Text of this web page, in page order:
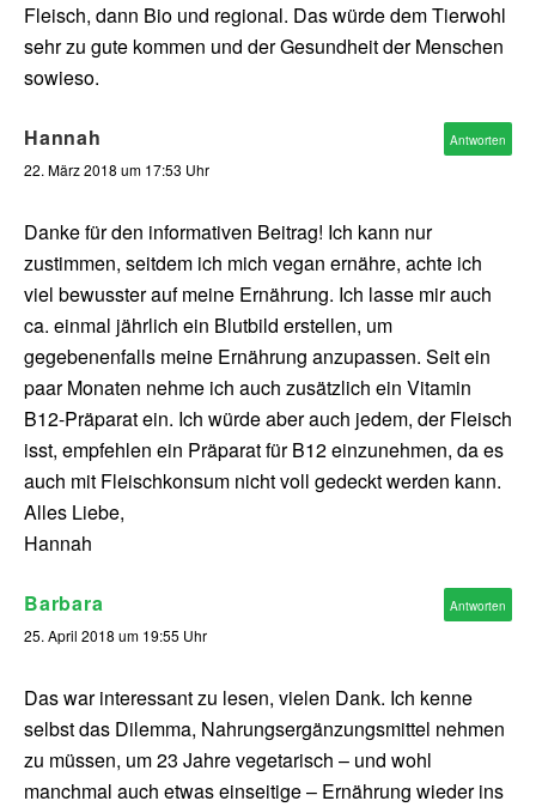
Fleisch, dann Bio und regional. Das würde dem Tierwohl
sehr zu gute kommen und der Gesundheit der Menschen
sowieso.
Hannah
22. März 2018 um 17:53 Uhr
Danke für den informativen Beitrag! Ich kann nur
zustimmen, seitdem ich mich vegan ernähre, achte ich
viel bewusster auf meine Ernährung. Ich lasse mir auch
ca. einmal jährlich ein Blutbild erstellen, um
gegebenenfalls meine Ernährung anzupassen. Seit ein
paar Monaten nehme ich auch zusätzlich ein Vitamin
B12-Präparat ein. Ich würde aber auch jedem, der Fleisch
isst, empfehlen ein Präparat für B12 einzunehmen, da es
auch mit Fleischkonsum nicht voll gedeckt werden kann.
Alles Liebe,
Hannah
Antworten
Barbara
25. April 2018 um 19:55 Uhr
Das war interessant zu lesen, vielen Dank. Ich kenne
selbst das Dilemma, Nahrungsergänzungsmittel nehmen
zu müssen, um 23 Jahre vegetarisch – und wohl
manchmal auch etwas einseitige – Ernährung wieder ins
Antworten